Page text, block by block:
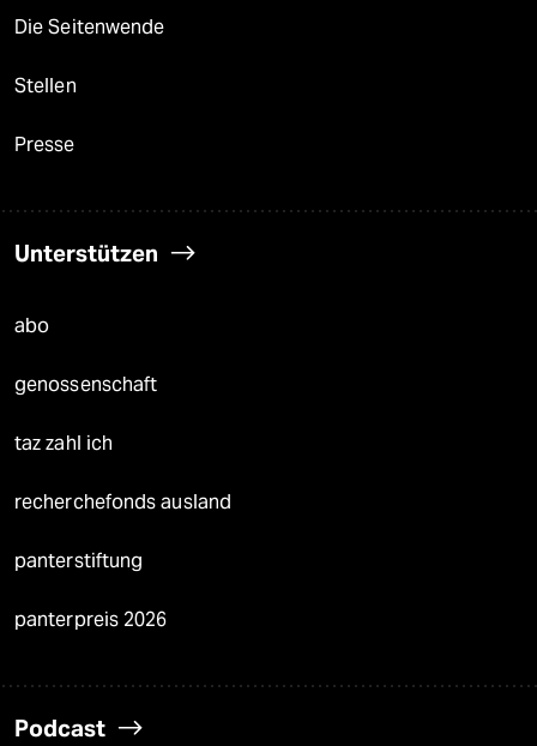
Die Seitenwende
Stellen
Presse
Unterstützen
abo
genossenschaft
taz zahl ich
recherchefonds ausland
panterstiftung
panterpreis 2026
Podcast